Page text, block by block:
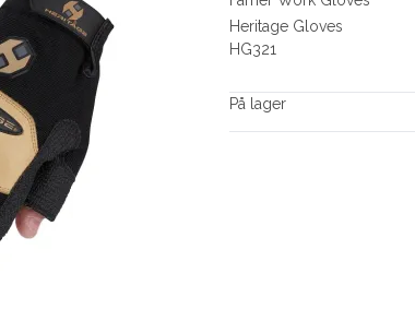
Heritage Gloves
HG321
På lager